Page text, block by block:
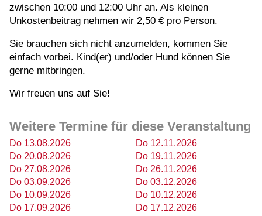
zwischen 10:00 und 12:00 Uhr an. Als kleinen
Unkostenbeitrag nehmen wir 2,50 € pro Person.
Sie brauchen sich nicht anzumelden, kommen Sie
einfach vorbei. Kind(er) und/oder Hund können Sie
gerne mitbringen.
Wir freuen uns auf Sie!
Weitere Termine für diese Veranstaltung
Do 13.08.2026
Do 20.08.2026
Do 27.08.2026
Do 03.09.2026
Do 10.09.2026
Do 17.09.2026
Do 12.11.2026
Do 19.11.2026
Do 26.11.2026
Do 03.12.2026
Do 10.12.2026
Do 17.12.2026